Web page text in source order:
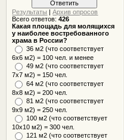
Результаты |Архив опросов
Всего ответов:426
Какая площадь для молящихся
у наиболее востребованного
храма в России?
36 м2 (что соответствует
6x6 м2) = 100 чел. и менее
49 м2 (что соответствует
7x7 м2) = 150 чел.
64 м2 (что соответствует
8x8 м2) = 200 чел.
81 м2 (что соответствует
9х9 м2) = 250 чел.
100 м2 (что соответствует
10x10 м2) = 300 чел.
121 м2 (что соответствует